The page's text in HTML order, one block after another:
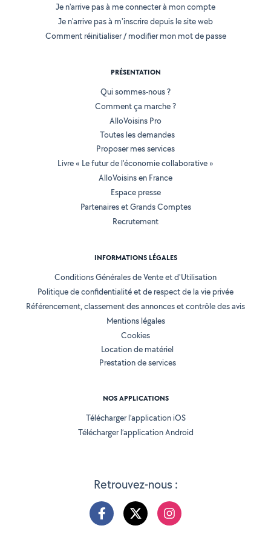
Retrouvez-nous :
Je n'arrive pas à me connecter à mon compte
Je n'arrive pas à m'inscrire depuis le site web
Comment réinitialiser / modifier mon mot de passe
PRÉSENTATION
Qui sommes-nous ?
Comment ça marche ?
AlloVoisins Pro
Toutes les demandes
Proposer mes services
Livre « Le futur de l'économie collaborative »
AlloVoisins en France
Espace presse
Partenaires et Grands Comptes
Recrutement
INFORMATIONS LÉGALES
Conditions Générales de Vente et d'Utilisation
Politique de confidentialité et de respect de la vie privée
Référencement, classement des annonces et contrôle des avis
Mentions légales
Cookies
Location de matériel
Prestation de services
NOS APPLICATIONS
Télécharger l’application iOS
Télécharger l’application Android